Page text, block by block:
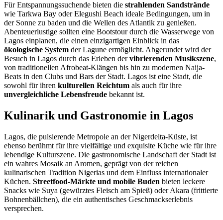
Für Entspannungssuchende bieten die strahlenden Sandstrände
wie Tarkwa Bay oder Elegushi Beach ideale Bedingungen, um in
der Sonne zu baden und die Wellen des Atlantik zu genießen.
Abenteuerlustige sollten eine Bootstour durch die Wasserwege von
Lagos einplanen, die einen einzigartigen Einblick in das
ökologische System der Lagune ermöglicht. Abgerundet wird der
Besuch in Lagos durch das Erleben dervibrierenden Musikszene,
von traditionellen Afrobeat-Klängen bis hin zu modernen Naija-
Beats in den Clubs und Bars der Stadt. Lagos ist eine Stadt, die
sowohl für ihren kulturellen Reichtum als auch für ihre
unvergleichliche Lebensfreude bekannt ist.
Kulinarik und Gastronomie in Lagos
Lagos, die pulsierende Metropole an der Nigerdelta-Küste, ist
ebenso berühmt für ihre vielfältige und exquisite Küche wie für ihre
lebendige Kulturszene. Die gastronomische Landschaft der Stadt ist
ein wahres Mosaik an Aromen, geprägt von der reichen
kulinarischen Tradition Nigerias und dem Einfluss internationaler
Küchen. Streetfood-Märkte und mobile Buden bieten leckere
Snacks wie Suya (gewürztes Fleisch am Spieß) oder Akara (frittierte
Bohnenbällchen), die ein authentisches Geschmackserlebnis
versprechen.